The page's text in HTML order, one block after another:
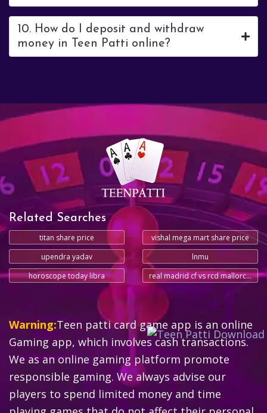
10. How do I deposit and withdraw
money in Teen Patti online?
Related Searches
titan share price
vishal mega mart share price
upendra yadav
lnmu
horoscope today libra
real madrid cf vs rcd mallorca timeline
Warning:Teen patti card game app is an online
Gaming app, which involves cash transactions.
We as an online gaming platform promote
responsible gaming. We always advise our
players to spend limited money and time